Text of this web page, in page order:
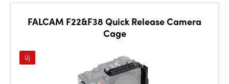
FALCAM F22&F38 Quick Release Camera
Cage
Új